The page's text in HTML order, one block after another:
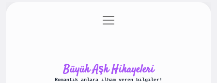
Gizlilik Politikası
menüyü
aç
Büyük Aşk Hikayeleri
Romantik anlara ilham veren bilgiler!